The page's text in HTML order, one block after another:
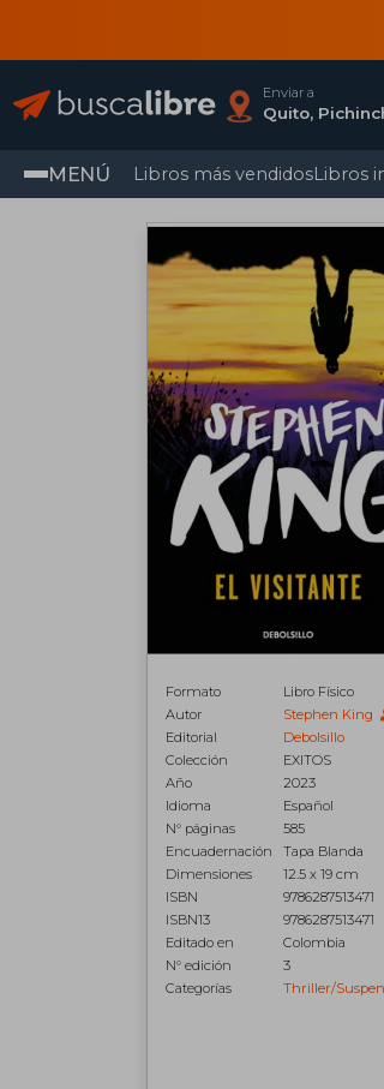
Enviar a
Quito,
MENÚ Libros más vendidosLibros
Formato
Libro Físico
Autor
Stephen King
Editorial
Debolsillo
Colección
EXITOS
Año
2023
Idioma
Español
N° páginas
585
Encuadernación
Tapa Blanda
Dimensiones
12.5 x 19 cm
ISBN
9786287513471
ISBN13
9786287513471
Editado en
Colombia
N° edición
3
Categorías
Thriller/